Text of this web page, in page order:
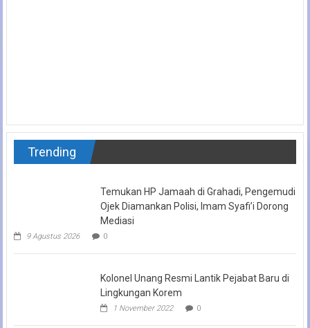
Trending
Temukan HP Jamaah di Grahadi, Pengemudi
Ojek Diamankan Polisi, Imam Syafi’i Dorong
Mediasi
9 Agustus 2026 0
Kolonel Unang Resmi Lantik Pejabat Baru di
Lingkungan Korem
1 November 2022 0